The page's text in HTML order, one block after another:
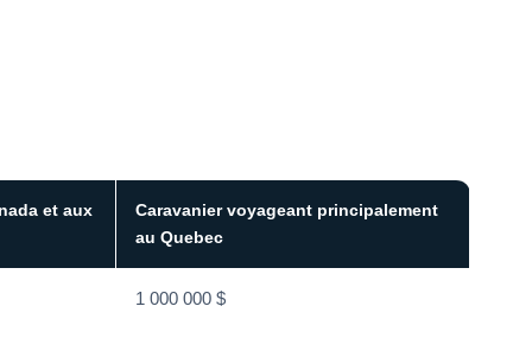
et aux
Caravanier voyageant principalement
au Quebec
1 000 000 $